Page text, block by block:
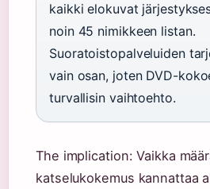
kaikki elokuvat
noin 45 nimikkeen listan.
Suoratoistopalveluiden
vain osan, joten DVD-
turvallisin vaihtoehto.
The implication: Vaikka
katselukokemus kannattaa